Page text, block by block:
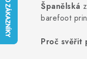
Španělská
barefoot
Proč svěřit